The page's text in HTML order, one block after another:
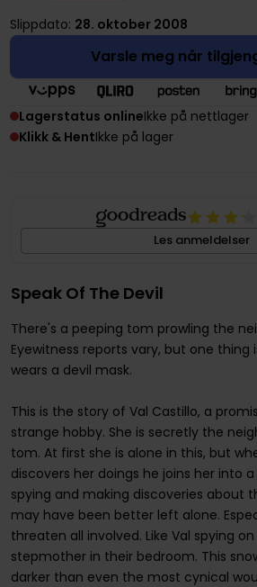
Slippdato: 28. oktober 2008
Varsle meg når
Lagerstatus onlineIkke på nettlager
Klikk & HentIkke på lager
Les anmeldelser
Speak Of The Devil
There's a peeping tom prowling the
Eyewitness reports vary, but one thing
wears a devil mask.
This is the story of Val Castillo, a
strange hobby. She is secretly the
tom. At first she is alone in this, but
discovers her doings he joins her into
spying and making discoveries about
may have been better left alone.
threaten all involved. Like Val spying
stepmother in their bedroom. This
darker than even the most cynical